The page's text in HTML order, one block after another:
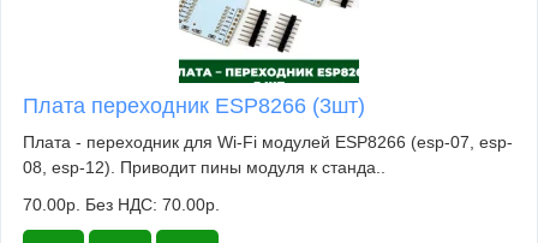
Плата переходник ESP8266 (3шт)
Плата - переходник для Wi-Fi модулей ESP8266 (esp-07, esp-
08, esp-12). Приводит пины модуля к станда..
70.00р. Без НДС: 70.00р.